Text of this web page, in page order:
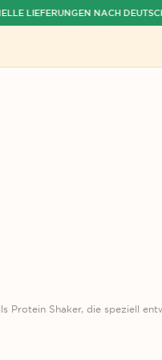
LIEFERUNGEN NACH
Protein Shaker, die speziell